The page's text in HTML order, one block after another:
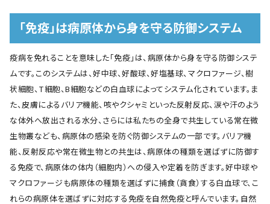
「免疫」は病原体から身を守る防御システム
疫病を免れることを意味した「免疫」は、病原体から身を守る防御システ
ムです。このシステムは、好中球、好酸球、好塩基球、マクロファージ、樹
状細胞、T細胞、B細胞などの白血球によってシステム化されています。ま
た、皮膚によるバリア機能、咳やクシャミといった反射反応、涙や汗のよう
な体外へ放出される水分、さらには私たちの全身で共生している常在微
生物叢なども、病原体の感染を防ぐ防御システムの一部です。バリア機
能、反射反応や常在微生物との共生は、病原体の種類を選ばずに防御す
る免疫で、病原体の体内（細胞内）への侵入や定着を防ぎます。好中球や
マクロファージも病原体の種類を選ばずに捕食（貪食）する白血球で、こ
れらの病原体を選ばずに対応する免疫を自然免疫と呼んでいます。自然